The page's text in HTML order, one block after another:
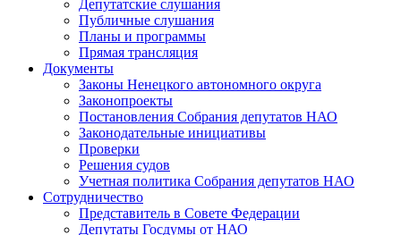
Депутатские слушания
Публичные слушания
Планы и программы
Прямая трансляция
Документы
Законы Ненецкого автономного округа
Законопроекты
Постановления Собрания депутатов НАО
Законодательные инициативы
Проверки
Решения судов
Учетная политика Собрания депутатов НАО
Сотрудничество
Представитель в Совете Федерации
Депутаты Госдумы от НАО